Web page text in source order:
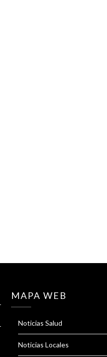
MAPA WEB
Noticias Salud
Noticias Locales